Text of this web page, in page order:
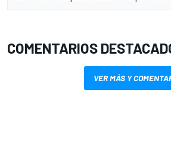
COMENTARIOS
VER MÁS Y